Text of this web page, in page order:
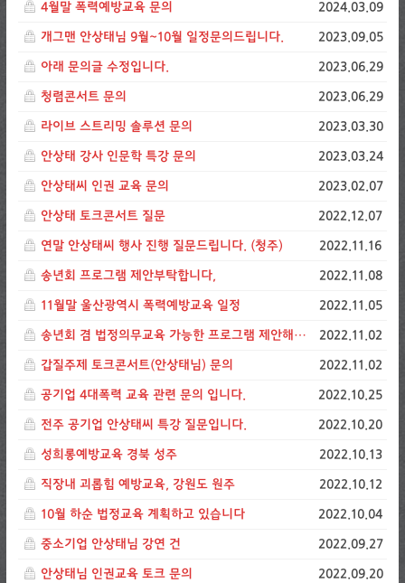
4월말 폭력예방교육 문의 2024.03.09
개그맨 안상태님 9월~10월 일정문의드립니다. 2023.09.05
아래 문의글 수정입니다. 2023.06.29
청렴콘서트 문의 2023.06.29
라이브 스트리밍 솔루션 문의 2023.03.30
안상태 강사 인문학 특강 문의 2023.03.24
안상태씨 인권 교육 문의 2023.02.07
안상태 토크콘서트 질문 2022.12.07
연말 안상태씨 행사 진행 질문드립니다. (청주) 2022.11.16
송년회 프로그램 제안부탁합니다, 2022.11.08
11월말 울산광역시 폭력예방교육 일정 2022.11.05
송년회 겸 법정의무교육 가능한 프로그램 제안해주세요 2022.11.02
갑질주제 토크콘서트(안상태님) 문의 2022.11.02
공기업 4대폭력 교육 관련 문의 입니다. 2022.10.25
전주 공기업 안상태씨 특강 질문입니다. 2022.10.20
성희롱예방교육 경북 성주 2022.10.13
직장내 괴롭힘 예방교육, 강원도 원주 2022.10.12
10월 하순 법정교육 계획하고 있습니다 2022.10.04
중소기업 안상태님 강연 건 2022.09.27
안상태님 인권교육 토크 문의 2022.09.20